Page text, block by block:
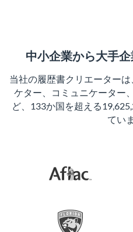
中小企業から大手
当社の履歴書クリエーター
ケター、コミュニケーター
ど、133か国を超える
てい